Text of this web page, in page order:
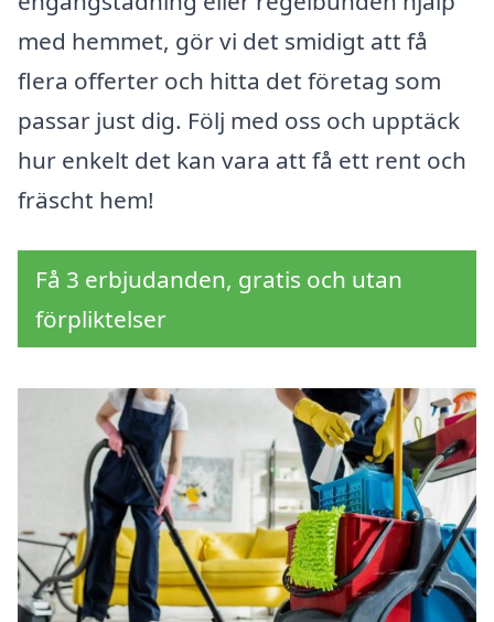
med hemmet, gör vi det smidigt att få
flera offerter och hitta det företag som
passar just dig. Följ med oss och upptäck
hur enkelt det kan vara att få ett rent och
fräscht hem!
Få 3 erbjudanden, gratis och utan
förpliktelser